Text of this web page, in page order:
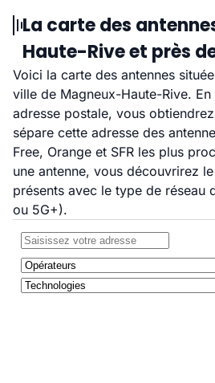
La carte des
Haute-Rive et près
Voici la carte des antennes
ville de Magneux-Haute-Rive.
adresse postale, vous
sépare cette adresse des
Free, Orange et SFR les plus
une antenne, vous découvrirez
présents avec le type de réseau
ou 5G+).